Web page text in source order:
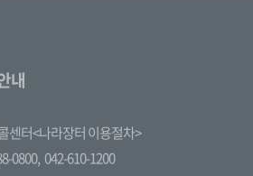
내
센터<나라장터 이용절차>
0800, 042-610-1200